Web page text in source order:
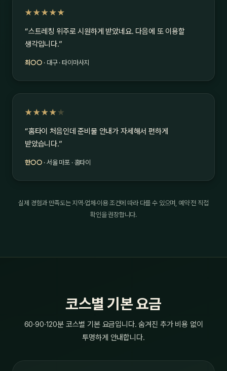
★★★★★
“스트레칭 위주로 시원하게 받았네요. 다음에 또 이용할
생각입니다.”
최○○ · 대구 · 타이마사지
★★★★ ★
“홈타이 처음인데 준비물 안내가 자세해서 편하게
받았습니다.”
한○○ · 서울 마포 · 홈타이
실제 경험과 만족도는 지역·업체·이용 조건에 따라 다를 수 있으며, 예약 전 직접
확인을 권장합니다.
코스별 기본 요금
60·90·120분 코스별 기본 요금입니다. 숨겨진 추가 비용 없이
투명하게 안내합니다.